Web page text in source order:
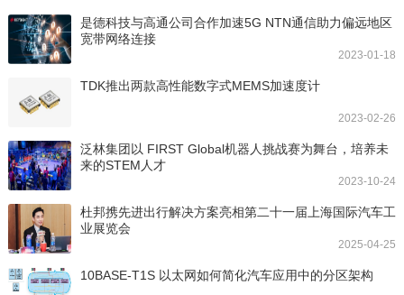
是德科技与高通公司合作加速5G NTN通信助力偏远地区
宽带网络连接
2023-01-18
TDK推出两款高性能数字式MEMS加速度计
2023-02-26
泛林集团以 FIRST Global机器人挑战赛为舞台，培养未
来的STEM人才
2023-10-24
杜邦携先进出行解决方案亮相第二十一届上海国际汽车工
业展览会
2025-04-25
10BASE-T1S 以太网如何简化汽车应用中的分区架构